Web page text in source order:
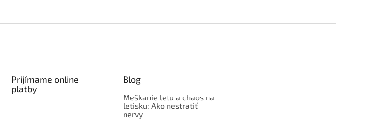
Prijímame online
platby
Blog
Meškanie letu a chaos na
letisku: Ako nestratiť
nervy